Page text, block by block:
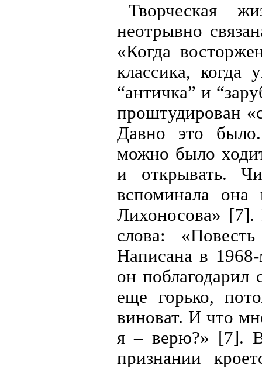
Творческая
неотрывно
«Когда
классика, когда
“античка” и
проштудирован
Давно это
можно было
и открывать.
вспоминала
Лихоносова» [7].
слова:
Написана в
он
еще горько,
виноват. И что
я – верю?» [7]. В
признании